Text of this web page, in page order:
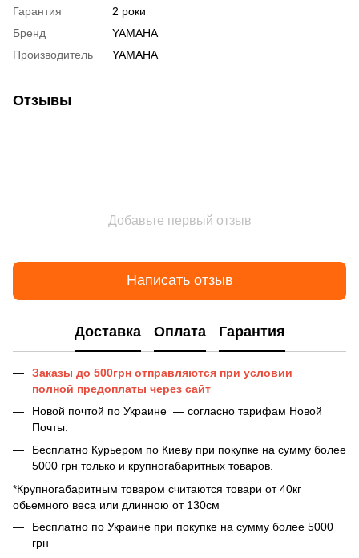
Гарантия
2 роки
Бренд
YAMAHA
Производитель
YAMAHA
Отзывы
Добавьте первый отзыв
Написать отзыв
Доставка Оплата Гарантия
Заказы до 500грн отправляются при условии
полной предоплаты через сайт
Новой почтой по Украине — согласно тарифам Новой
Почты.
Бесплатно Курьером по Киеву при покупке на сумму более
5000 грн только и крупногабаритных товаров.
*Крупногабаритным товаром считаются товари от 40кг
обьемного веса или длинною от 130см
Бесплатно по Украине при покупке на сумму более 5000
грн